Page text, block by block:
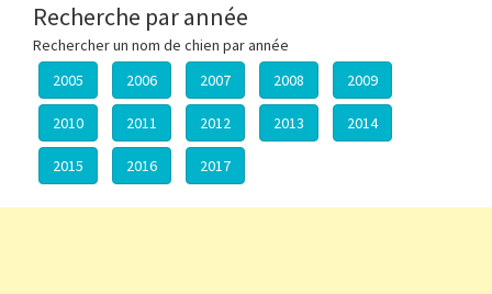
Recherche par année
Rechercher un nom de chien par année
2005
2006 2007 2008 2009
2010 2011 2012 2013 2014
2015 2016 2017